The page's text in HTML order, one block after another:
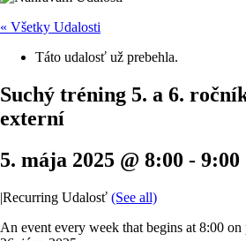
« Všetky Udalosti
Táto udalosť už prebehla.
Suchý tréning 5. a 6.
externí
5. mája 2025 @ 8:00 - 9:00
|Recurring Udalosť (See all)
An event every week that begins at 8:00